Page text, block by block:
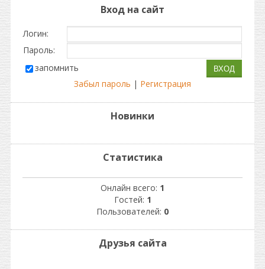
Вход на сайт
Логин:
Пароль:
запомнить
Забыл пароль | Регистрация
Новинки
Статистика
Онлайн всего: 1
Гостей: 1
Пользователей: 0
Друзья сайта